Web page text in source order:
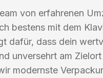
von erfahrenen
bestens mit dem
dafür, dass dein
unversehrt am
modernste